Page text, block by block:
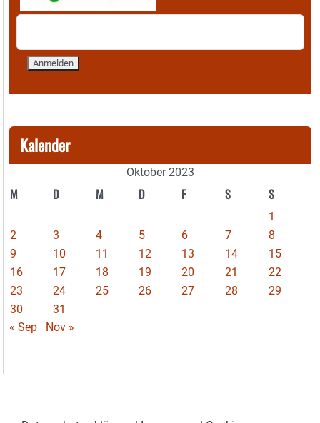
Kalender
Oktober 2023
M D M D F S S
1
2
3 4 5 6 7
8
9
10 11 12 13 14
15
16
17 18 19 20 21
22
23
24 25 26 27 28
29
30
31
« Sep
Nov »